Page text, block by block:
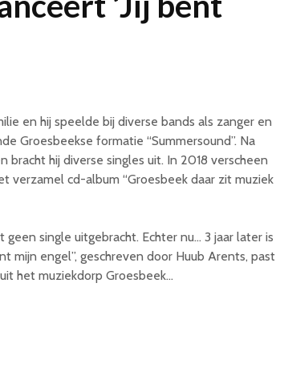
en hij speelde bij diverse bands als zanger en
Groesbeekse formatie “Summersound”. Na
bracht hij diverse singles uit. In 2018 verscheen
verzamel cd-album “Groesbeek daar zit muziek
single uitgebracht. Echter nu… 3 jaar later is
mijn engel”, geschreven door Huub Arents, past
het muziekdorp Groesbeek…